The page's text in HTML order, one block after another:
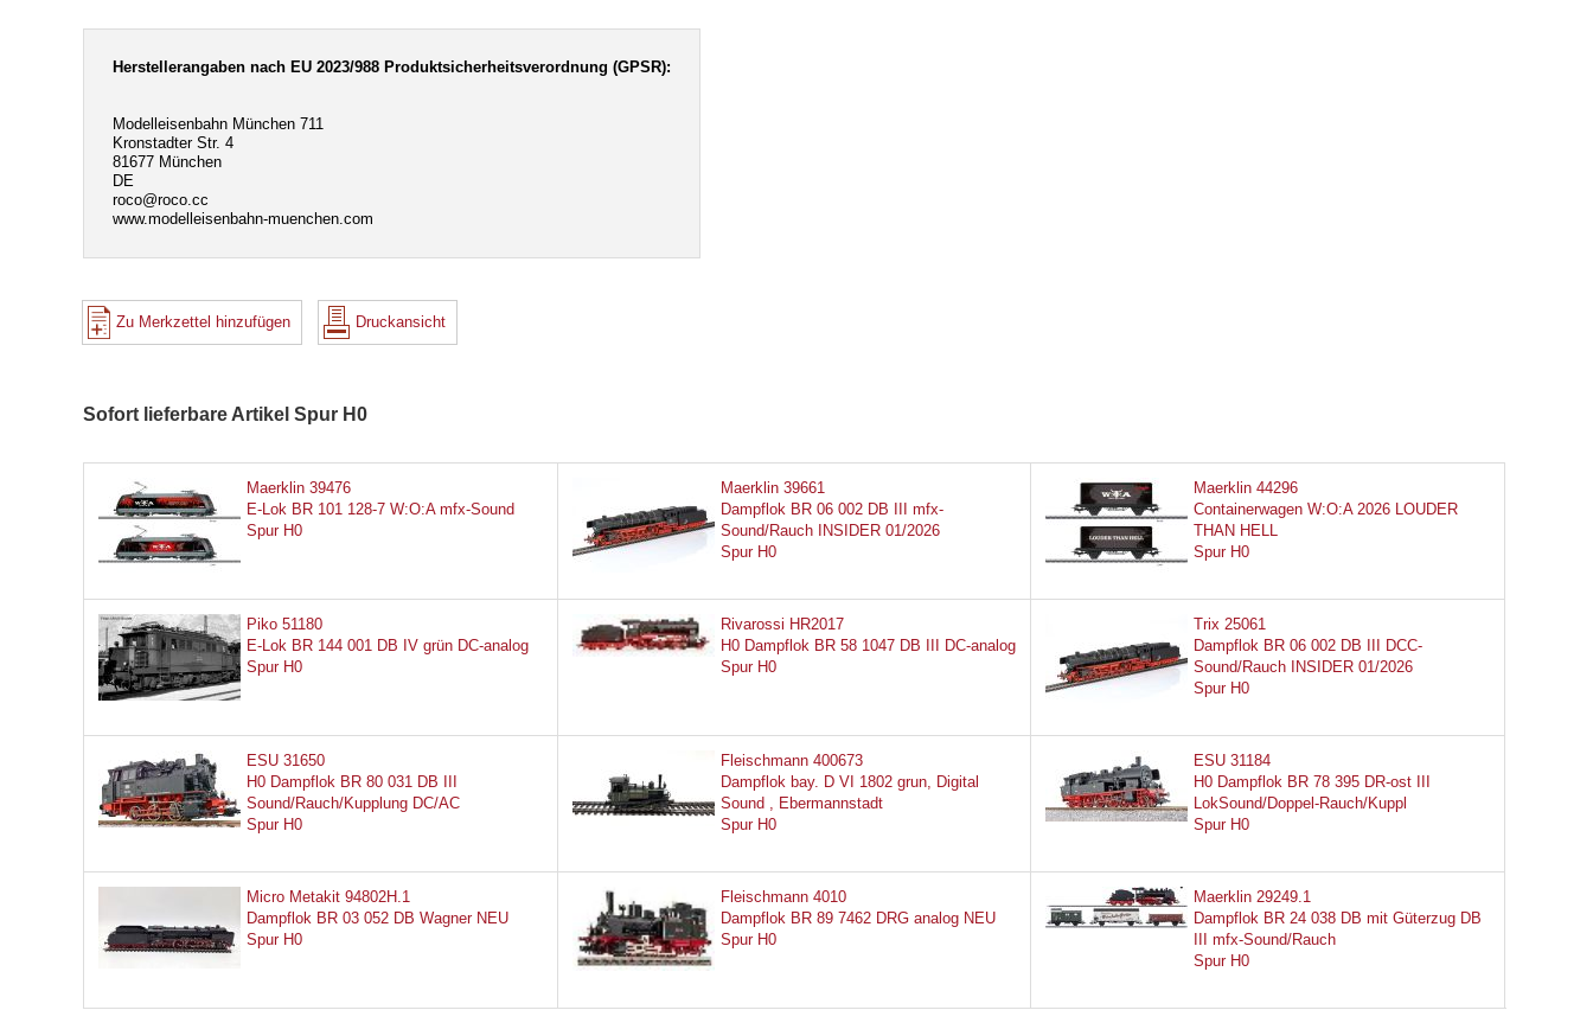
Herstellerangaben nach EU 2023/988 Produktsicherheitsverordnung (GPSR):
Modelleisenbahn München 711
Kronstadter Str. 4
81677 München
DE
roco@roco.cc
www.modelleisenbahn-muenchen.com
Zu Merkzettel hinzufügen Druckansicht
Sofort lieferbare Artikel Spur H0
Maerklin 39476
E-Lok BR 101 128-7 W:O:A mfx-Sound
Spur H0
Maerklin 39661
Dampflok BR 06 002 DB III mfx-
Sound/Rauch INSIDER 01/2026
Spur H0
Maerklin 44296
Containerwagen W:O:A 2026 LOUDER
THAN HELL
Spur H0
Piko 51180
E-Lok BR 144 001 DB IV grün DC-analog
Spur H0
Rivarossi HR2017
H0 Dampflok BR 58 1047 DB III DC-analog
Spur H0
Trix 25061
Dampflok BR 06 002 DB III DCC-
Sound/Rauch INSIDER 01/2026
Spur H0
ESU 31650
H0 Dampflok BR 80 031 DB III
Sound/Rauch/Kupplung DC/AC
Spur H0
Fleischmann 400673
Dampflok bay. D VI 1802 grun, Digital
Sound , Ebermannstadt
Spur H0
ESU 31184
H0 Dampflok BR 78 395 DR-ost III
LokSound/Doppel-Rauch/Kuppl
Spur H0
Micro Metakit 94802H.1
Dampflok BR 03 052 DB Wagner NEU
Spur H0
Fleischmann 4010
Dampflok BR 89 7462 DRG analog NEU
Spur H0
Maerklin 29249.1
Dampflok BR 24 038 DB mit Güterzug DB
III mfx-Sound/Rauch
Spur H0